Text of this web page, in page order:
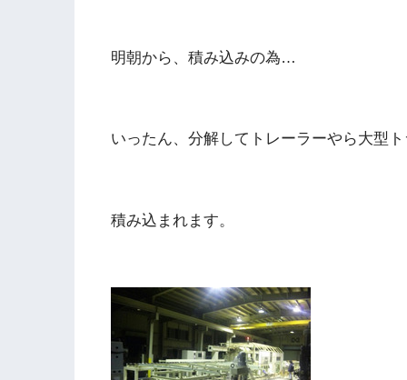
明朝から、積み込みの為…
いったん、分解してトレーラーやら大型
積み込まれます。